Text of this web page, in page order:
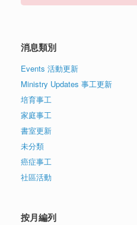
消息類別
Events 活動更新
Ministry Updates 事工更新
培育事工
家庭事工
書室更新
未分類
癌症事工
社區活動
按月編列